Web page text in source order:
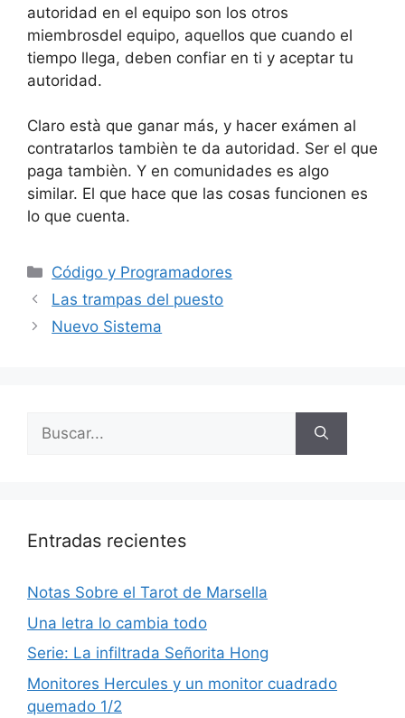
autoridad en el equipo son los otros
miembrosdel equipo, aquellos que cuando el
tiempo llega, deben confiar en ti y aceptar tu
autoridad.
Claro està que ganar más, y hacer exámen al
contratarlos tambièn te da autoridad. Ser el que
paga tambièn. Y en comunidades es algo
similar. El que hace que las cosas funcionen es
lo que cuenta.
Categorías
Código y Programadores
Las trampas del puesto
Nuevo Sistema
Buscar:
Entradas recientes
Notas Sobre el Tarot de Marsella
Una letra lo cambia todo
Serie: La infiltrada Señorita Hong
Monitores Hercules y un monitor cuadrado
quemado 1/2